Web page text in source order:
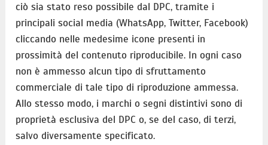
ciò sia stato reso possibile dal DPC, tramite i
principali social media (WhatsApp, Twitter, Facebook)
cliccando nelle medesime icone presenti in
prossimità del contenuto riproducibile. In ogni caso
non è ammesso alcun tipo di sfruttamento
commerciale di tale tipo di riproduzione ammessa.
Allo stesso modo, i marchi o segni distintivi sono di
proprietà esclusiva del DPC o, se del caso, di terzi,
salvo diversamente specificato.